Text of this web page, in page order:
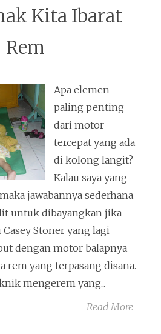
Kita Ibarat
Rem
Apa elemen
paling penting
dari motor
tercepat yang ada
di kolong langit?
Kalau saya yang
jawabannya sederhana
untuk dibayangkan jika
Stoner yang lagi
dengan motor balapnya
rem yang terpasang disana.
mengerem yang...
Read More